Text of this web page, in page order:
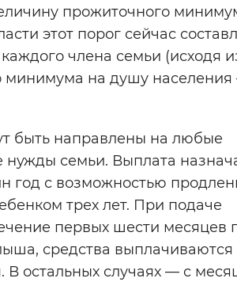
прожиточного
этот порог сейчас
члена семьи (исходя
минимума на душу населения
быть направлены на любые
нужды семьи. Выплата
год с возможностью
трех лет. При подаче
первых шести месяцев
средства выплачиваются
остальных случаях — с